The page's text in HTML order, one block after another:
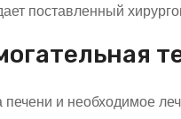
поставленный
и необходимое